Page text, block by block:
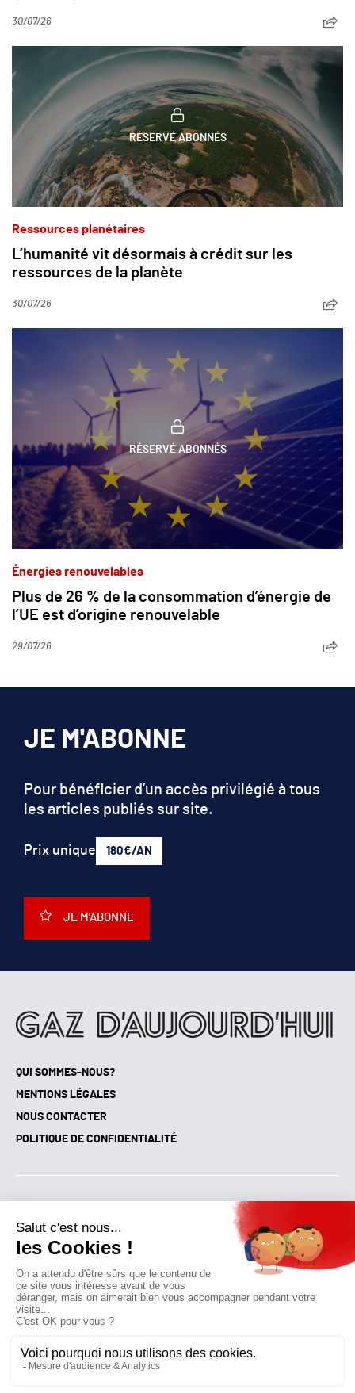
30/07/26
RÉSERVÉ ABONNÉS
Ressources planétaires
L’humanité vit désormais à crédit sur les
ressources de la planète
30/07/26
RÉSERVÉ ABONNÉS
Énergies renouvelables
Plus de 26 % de la consommation d’énergie de
l’UE est d’origine renouvelable
29/07/26
QUI SOMMES-NOUS?
MENTIONS LÉGALES
NOUS CONTACTER
POLITIQUE DE CONFIDENTIALITÉ
Mes favoris
JE M'ABONNE
Pour bénéficier d’un accès privilégié à tous
les articles publiés sur site.
Prix unique 180€/AN
JE M'ABONNE